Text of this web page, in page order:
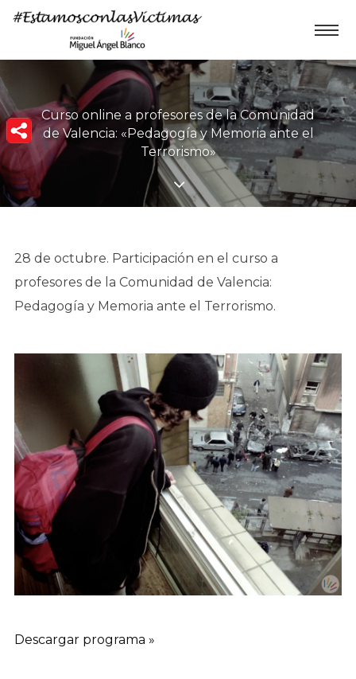
Curso online a profesores de la Comunidad
de Valencia: «Pedagogía y Memoria ante el
Terrorismo»
28 de octubre. Participación en el curso a
profesores de la Comunidad de Valencia:
Pedagogía y Memoria ante el Terrorismo.
Descargar programa »